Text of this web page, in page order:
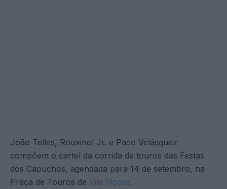
João Telles, Rouxinol Jr. e Paco Velásquez
compõem o cartel da corrida de touros das Festas
dos Capuchos, agendada para 14 de setembro, na
Praça de Touros de Vila Viçosa.